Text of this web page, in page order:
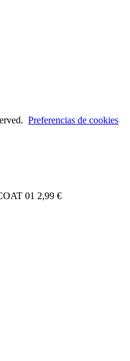
Preferencias de cookies
01 2,99 €